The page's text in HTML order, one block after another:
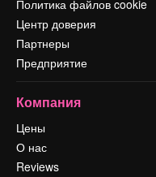
Политика файлов cookie
Центр доверия
Партнеры
Предприятие
Компания
Цены
О нас
Reviews